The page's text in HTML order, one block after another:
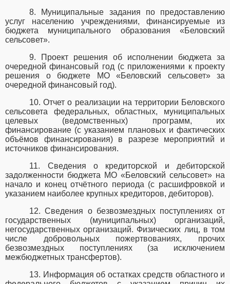
8. Муниципальные задания по предоставлению
услуг населению учреждениями, финансируемые из
бюджета муниципального образования «Беловский
сельсовет».
9. Проект решения об исполнении бюджета за
очередной финансовый год (с приложениями к проекту
решения о бюджете МО «Беловский сельсовет» за
очередной финансовый год).
10. Отчет о реализации на территории Беловского
сельсовета федеральных, областных, муниципальных
целевых (ведомственных) программ, их
финансирование (с указанием плановых и фактических
объёмов финансирования) в разрезе мероприятий и
источников финансирования.
11. Сведения о кредиторской и дебиторской
задолженности бюджета МО «Беловский сельсовет» на
начало и конец отчётного периода (с расшифровкой и
указанием наиболее крупных кредиторов, дебиторов).
12. Сведения о безвозмездных поступлениях от
государственных (муниципальных) организаций,
негосударственных организаций. Физических лиц, в том
числе добровольных пожертвованиях, прочих
безвозмездных поступлениях (за исключением
межбюджетных трансфертов).
13. Информация об остатках средств областного и